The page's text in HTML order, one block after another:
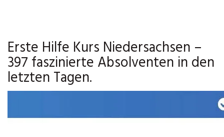
Erste Hilfe Kurs Niedersachsen –
397 faszinierte Absolventen in den
letzten Tagen.